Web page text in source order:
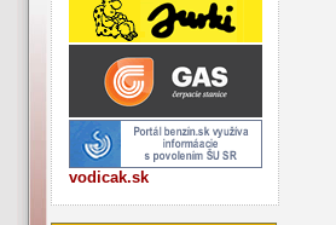
vodicak.sk